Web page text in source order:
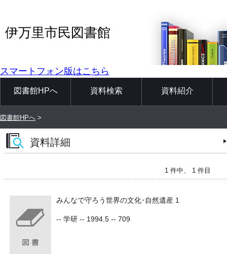
伊万里市民図書館
スマートフォン版はこちら
図書館HPへ 資料検索 資料紹介
図書館HPへ >
資料詳細
1 件中、 1 件目
みんなで守ろう世界の文化･自然遺産 1
-- 学研 -- 1994.5 -- 709